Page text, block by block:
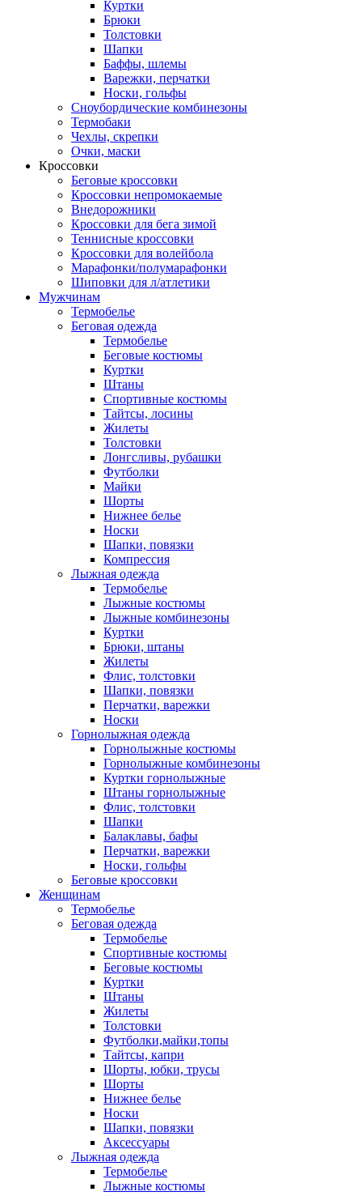
Куртки
Брюки
Толстовки
Шапки
Баффы, шлемы
Варежки, перчатки
Носки, гольфы
Сноубордические комбинезоны
Термобаки
Чехлы, скрепки
Очки, маски
Кроссовки
Беговые кроссовки
Кроссовки непромокаемые
Внедорожники
Кроссовки для бега зимой
Теннисные кроссовки
Кроссовки для волейбола
Марафонки/полумарафонки
Шиповки для л/атлетики
Мужчинам
Термобелье
Беговая одежда
Термобелье
Беговые костюмы
Куртки
Штаны
Спортивные костюмы
Тайтсы, лосины
Жилеты
Толстовки
Лонгсливы, рубашки
Футболки
Майки
Шорты
Нижнее белье
Носки
Шапки, повязки
Компрессия
Лыжная одежда
Термобелье
Лыжные костюмы
Лыжные комбинезоны
Куртки
Брюки, штаны
Жилеты
Флис, толстовки
Шапки, повязки
Перчатки, варежки
Носки
Горнолыжная одежда
Горнолыжные костюмы
Горнолыжные комбинезоны
Куртки горнолыжные
Штаны горнолыжные
Флис, толстовки
Шапки
Балаклавы, бафы
Перчатки, варежки
Носки, гольфы
Беговые кроссовки
Женщинам
Термобелье
Беговая одежда
Термобелье
Спортивные костюмы
Беговые костюмы
Куртки
Штаны
Жилеты
Толстовки
Футболки,майки,топы
Тайтсы, капри
Шорты, юбки, трусы
Шорты
Нижнее белье
Носки
Шапки, повязки
Аксессуары
Лыжная одежда
Термобелье
Лыжные костюмы